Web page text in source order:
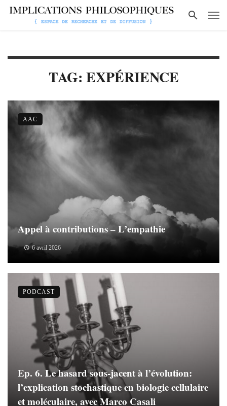
TAG: EXPÉRIENCE
Appel à contributions – L’empathie
6 avril 2026
AAC
Ep. 6. Le hasard sous-jacent à l’évolution:
l’explication stochastique en biologie cellulaire
et moléculaire, avec Marco Casali
PODCAST